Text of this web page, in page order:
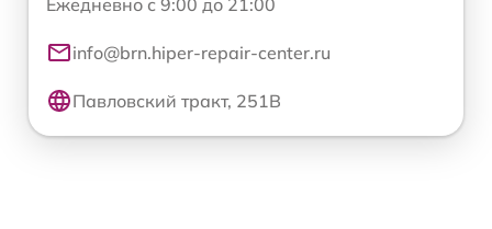
info@brn.hiper-repair-center.ru
Павловский тракт, 251В